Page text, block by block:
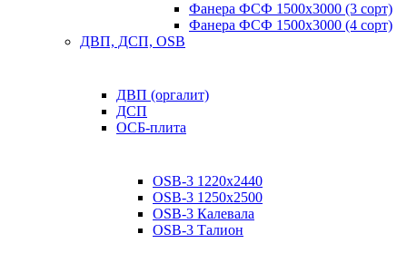
Фанера ФСФ 1500х3000 (3 сорт)
Фанера ФСФ 1500х3000 (4 сорт)
ДВП, ДСП, OSB
ДВП (оргалит)
ДСП
ОСБ-плита
OSB-3 1220х2440
OSB-3 1250х2500
OSB-3 Калевала
OSB-3 Талион